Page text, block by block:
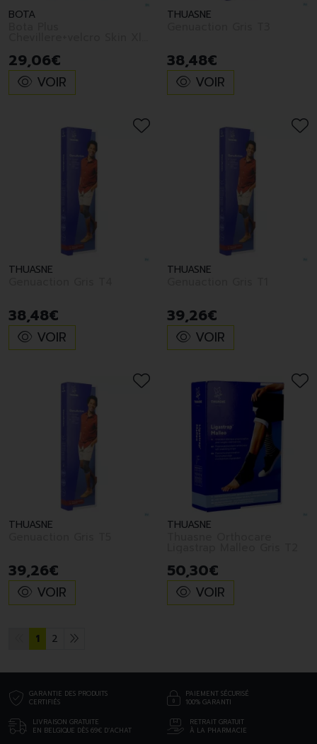
BOTA
29,06€
VOIR
THUASNE
38,48€
VOIR
THUASNE
38,48€
VOIR
THUASNE
39,26€
VOIR
THUASNE
39,26€
VOIR
THUASNE
50,30€
VOIR
1 2
GARANTIE DES PRODUITS
CERTIFIÉS
PAIEMENT SÉCURISÉ
100% GARANTI
LIVRAISON GRATUITE
EN BELGIQUE DÈS 69€ D’ACHAT
RETRAIT GRATUIT
À LA PHARMACIE